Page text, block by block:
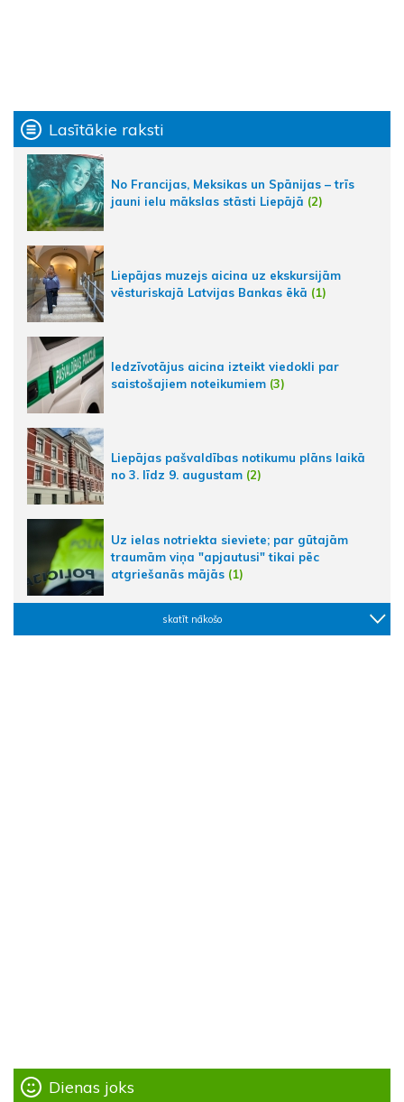
Lasītākie raksti
No Francijas, Meksikas un Spānijas – trīs
jauni ielu mākslas stāsti Liepājā (2)
Liepājas muzejs aicina uz ekskursijām
vēsturiskajā Latvijas Bankas ēkā (1)
Iedzīvotājus aicina izteikt viedokli par
saistošajiem noteikumiem (3)
Liepājas pašvaldības notikumu plāns laikā
no 3. līdz 9. augustam (2)
Uz ielas notriekta sieviete; par gūtajām
traumām viņa "apjautusi" tikai pēc
atgriešanās mājās (1)
skatīt nākošo
Dienas joks